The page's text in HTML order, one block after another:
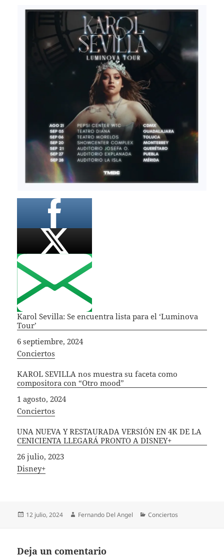
Karol Sevilla: Se encuentra lista para el ‘Luminova
Tour’
Fecha
6 septiembre, 2024
In relation to
Conciertos
KAROL SEVILLA nos muestra su faceta como
compositora con “Otro mood”
Fecha
1 agosto, 2024
In relation to
Conciertos
UNA NUEVA Y RESTAURADA VERSIÓN EN 4K DE LA
CENICIENTA LLEGARÁ PRONTO A DISNEY+
Fecha
26 julio, 2023
In relation to
Disney+
Publicado
12 julio, 2024 Autor
Fernando Del Angel Categorías
Conciertos
Deja un comentario